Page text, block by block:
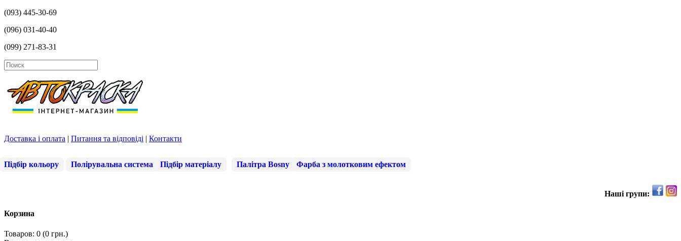
(093) 445-30-69
(096) 031-40-40
(099) 271-83-31
Доставка і оплата | Питання та відповіді | Контакти
Підбір кольору Полірувальна система Підбір матеріалу Палітра Bosny Фарба з молотковим ефектом
Наші групи:
Корзина
Товаров: 0 (0 грн.)